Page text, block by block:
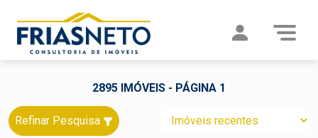
2895 IMÓVEIS - PÁGINA 1
Refinar Pesquisa